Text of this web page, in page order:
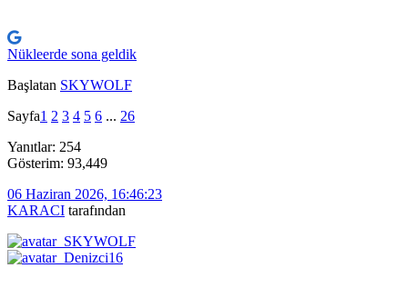
Nükleerde sona geldik
Başlatan SKYWOLF
Sayfa1 2 3 4 5 6 ... 26
Yanıtlar: 254
Gösterim: 93,449
06 Haziran 2026, 16:46:23
KARACI tarafından